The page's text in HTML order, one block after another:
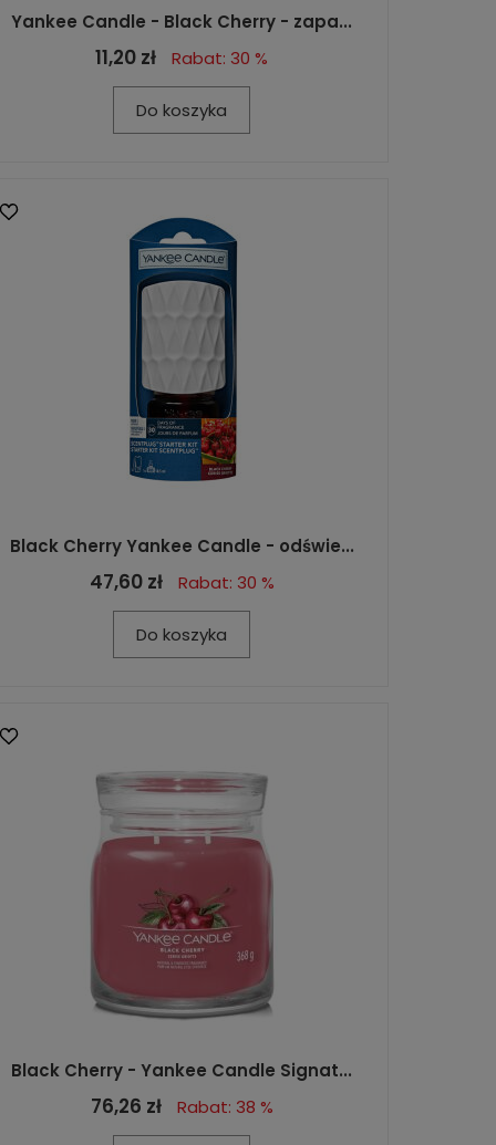
Yankee Candle - Black Cherry - zapa...
11,20 zł Rabat: 30 %
Do koszyka
Black Cherry Yankee Candle - odświe...
47,60 zł Rabat: 30 %
Do koszyka
Black Cherry - Yankee Candle Signat...
76,26 zł Rabat: 38 %